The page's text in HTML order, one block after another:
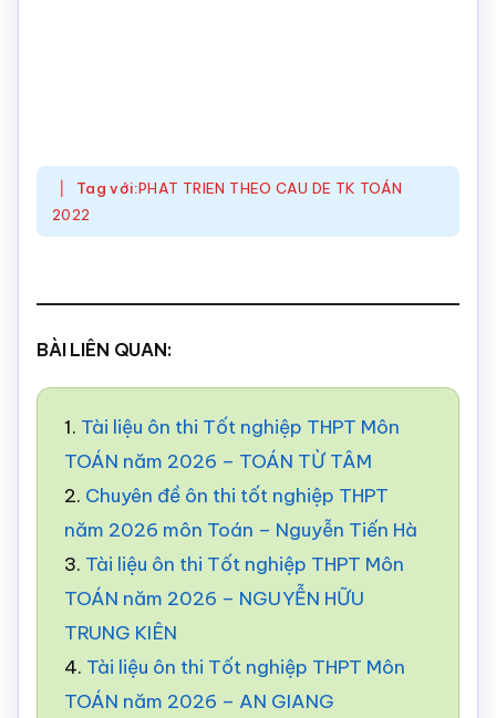
Tag với:PHAT TRIEN THEO CAU DE TK TOÁN
2022
BÀI LIÊN QUAN:
1. Tài liệu ôn thi Tốt nghiệp THPT Môn
TOÁN năm 2026 – TOÁN TỪ TÂM
2. Chuyên đề ôn thi tốt nghiệp THPT
năm 2026 môn Toán – Nguyễn Tiến Hà
3. Tài liệu ôn thi Tốt nghiệp THPT Môn
TOÁN năm 2026 – NGUYỄN HỮU
TRUNG KIÊN
4. Tài liệu ôn thi Tốt nghiệp THPT Môn
TOÁN năm 2026 – AN GIANG